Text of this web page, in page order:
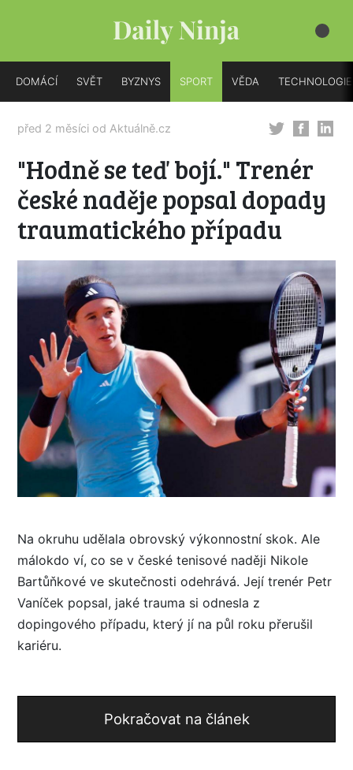
DOMÁCÍ SVĚT BYZNYS SPORT VĚDA TECHNOLOGIE
před 2 měsíci od Aktuálně.cz
"Hodně se teď bojí." Trenér
české naděje popsal dopady
traumatického případu
Na okruhu udělala obrovský výkonnostní skok. Ale
málokdo ví, co se v české tenisové naději Nikole
Bartůňkové ve skutečnosti odehrává. Její trenér Petr
Vaníček popsal, jaké trauma si odnesla z
dopingového případu, který jí na půl roku přerušil
kariéru.
Pokračovat na článek